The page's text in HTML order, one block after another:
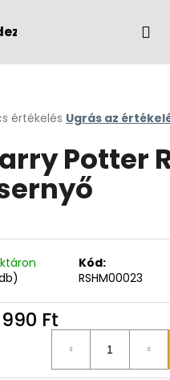
Márkák
értékelés Ugrás az
Potter
Kód:
RSHM00023
Ft